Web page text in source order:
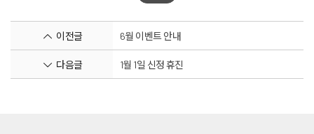
이전글 6월 이벤트 안내
다음글 1월 1일 신정 휴진